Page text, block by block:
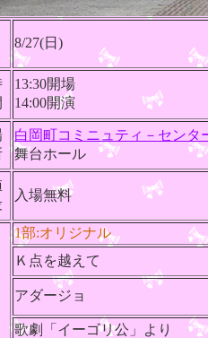
8/27(日)
13:30開場
14:00開演
白岡町コミニュティ－センタ
舞台ホール
入場無料
1部:オリジナル
Ｋ点を越えて
アダージョ
歌劇「イーゴリ公」より